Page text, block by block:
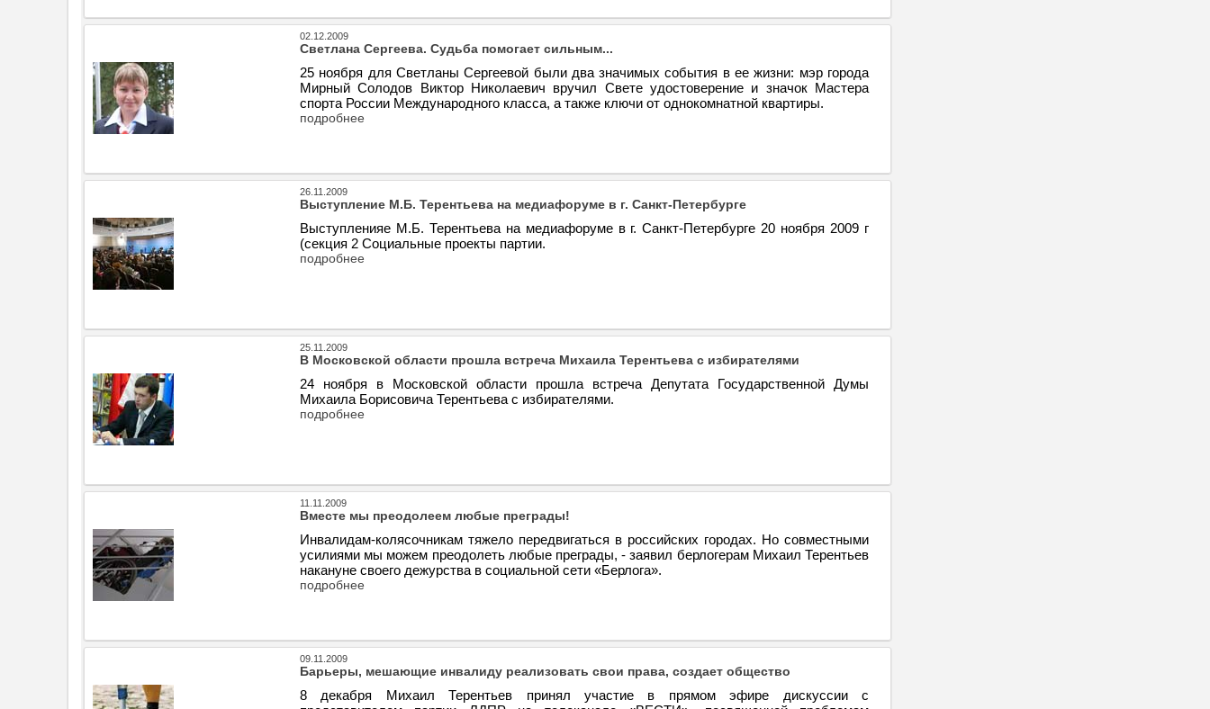
02.12.2009
Светлана Сергеева. Судьба помогает сильным...
25 ноября для Светланы Сергеевой были два значимых события в ее жизни: мэр города
Мирный Солодов Виктор Николаевич вручил Свете удостоверение и значок Мастера
спорта России Международного класса, а также ключи от однокомнатной квартиры.
подробнее
26.11.2009
Выступление М.Б. Терентьева на медиафоруме в г. Санкт-Петербурге
Выступленияе М.Б. Терентьева на медиафоруме в г. Санкт-Петербурге 20 ноября 2009 г
(секция 2 Социальные проекты партии.
подробнее
25.11.2009
В Московской области прошла встреча Михаила Терентьева с избирателями
24 ноября в Московской области прошла встреча Депутата Государственной Думы
Михаила Борисовича Терентьева с избирателями.
подробнее
11.11.2009
Вместе мы преодолеем любые преграды!
Инвалидам-колясочникам тяжело передвигаться в российских городах. Но совместными
усилиями мы можем преодолеть любые преграды, - заявил берлогерам Михаил Терентьев
накануне своего дежурства в социальной сети «Берлога».
подробнее
09.11.2009
Барьеры, мешающие инвалиду реализовать свои права, создает общество
8 декабря Михаил Терентьев принял участие в прямом эфире дискуссии с